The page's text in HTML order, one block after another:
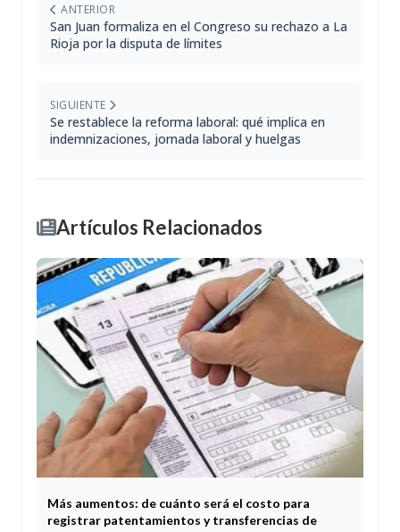
ANTERIOR
San Juan formaliza en el Congreso su rechazo a La
Rioja por la disputa de límites
SIGUIENTE
Se restablece la reforma laboral: qué implica en
indemnizaciones, jornada laboral y huelgas
Artículos Relacionados
Más aumentos: de cuánto será el costo para
registrar patentamientos y transferencias de